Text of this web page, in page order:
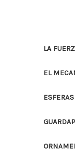
LA
EL